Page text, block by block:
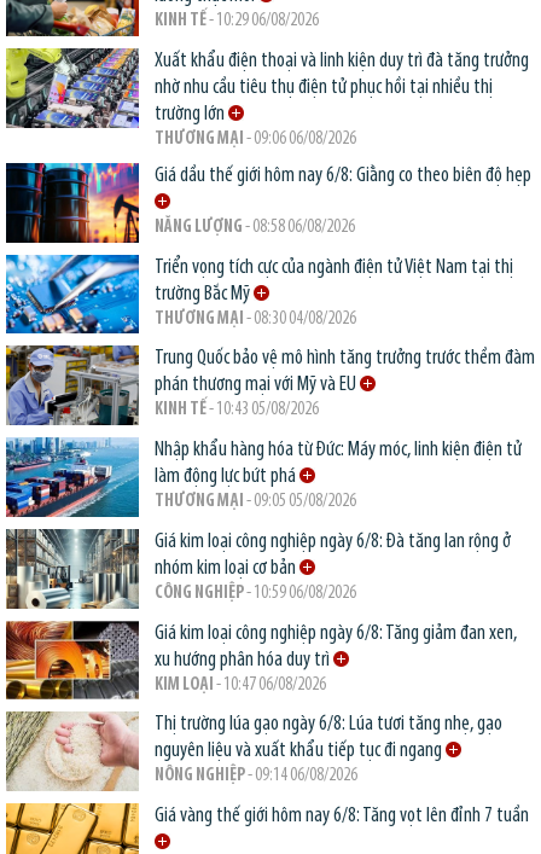
KINH TẾ- 10:29 06/08/2026
Xuất khẩu điện thoại và linh kiện duy trì đà tăng trưởng
nhờ nhu cầu tiêu thụ điện tử phục hồi tại nhiều thị
trường lớn
THƯƠNG MẠI - 09:06 06/08/2026
Giá dầu thế giới hôm nay 6/8: Giằng co theo biên độ hẹp
NĂNG LƯỢNG - 08:58 06/08/2026
Triển vọng tích cực của ngành điện tử Việt Nam tại thị
trường Bắc Mỹ
THƯƠNG MẠI - 08:30 04/08/2026
Trung Quốc bảo vệ mô hình tăng trưởng trước thềm đàm
phán thương mại với Mỹ và EU
KINH TẾ- 10:43 05/08/2026
Nhập khẩu hàng hóa từ Đức: Máy móc, linh kiện điện tử
làm động lực bứt phá
THƯƠNG MẠI - 09:05 05/08/2026
Giá kim loại công nghiệp ngày 6/8: Đà tăng lan rộng ở
nhóm kim loại cơ bản
CÔNG NGHIỆP- 10:59 06/08/2026
Giá kim loại công nghiệp ngày 6/8: Tăng giảm đan xen,
xu hướng phân hóa duy trì
KIM LOẠI - 10:47 06/08/2026
Thị trường lúa gạo ngày 6/8: Lúa tươi tăng nhẹ, gạo
nguyên liệu và xuất khẩu tiếp tục đi ngang
NÔNG NGHIỆP- 09:14 06/08/2026
Giá vàng thế giới hôm nay 6/8: Tăng vọt lên đỉnh 7 tuần